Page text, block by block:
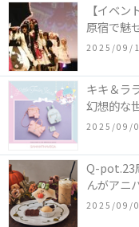
【イベ
原宿で魅
2025/09/
キキ＆ラ
幻想的な
ツインス
2025/09/
Q-pot.23
んがアニ
ーキアク
「かぼ
2025/09/